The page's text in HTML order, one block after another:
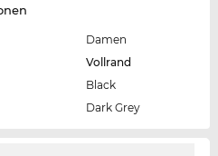
Damen
Vollrand
Black
Dark Grey